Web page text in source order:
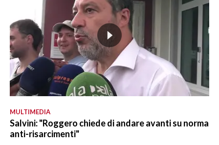
MULTIMEDIA
Salvini: "Roggero chiede di andare avanti su norma
anti-risarcimenti"